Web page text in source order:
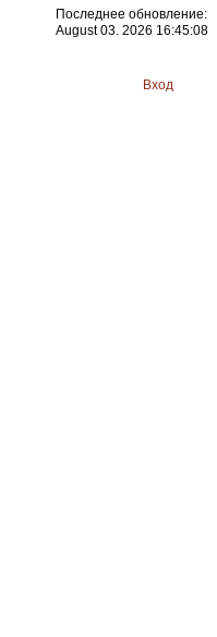
Последнее обновление:
August 03. 2026 16:45:08
Вход